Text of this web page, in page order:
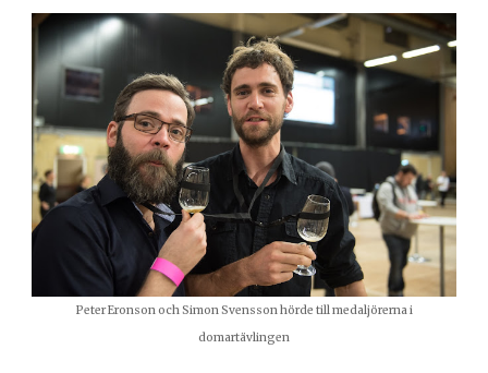
Peter Eronson och Simon Svensson hörde till medaljörerna i
domartävlingen